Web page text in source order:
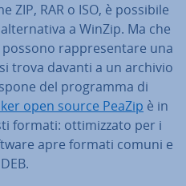
RAR o ISO, è possibile
a WinZip. Ma che
rap­pre­sen­ta­re una
trova davanti a un archivio
del programma di
open source PeaZip è in
formati: ot­ti­miz­za­to per i
apre formati comuni e